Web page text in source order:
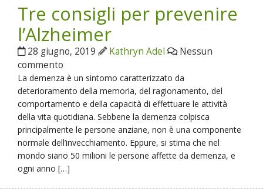
Tre consigli per prevenire
l’Alzheimer
28 giugno, 2019 Kathryn Adel
Nessun
commento
La demenza è un sintomo caratterizzato da
deterioramento della memoria, del ragionamento, del
comportamento e della capacità di effettuare le attività
della vita quotidiana. Sebbene la demenza colpisca
principalmente le persone anziane, non è una componente
normale dell’invecchiamento. Eppure, si stima che nel
mondo siano 50 milioni le persone affette da demenza, e
ogni anno […]